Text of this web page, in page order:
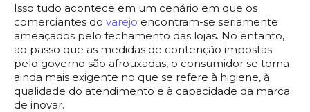
Isso tudo acontece em um cenário em que os
comerciantes do varejo encontram-se seriamente
ameaçados pelo fechamento das lojas. No entanto,
ao passo que as medidas de contenção impostas
pelo governo são afrouxadas, o consumidor se torna
ainda mais exigente no que se refere à higiene, à
qualidade do atendimento e à capacidade da marca
de inovar.